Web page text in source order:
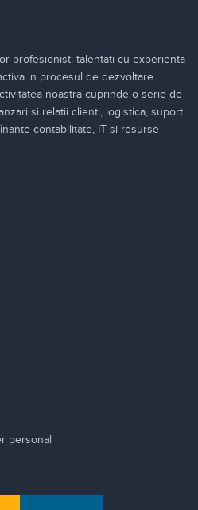
profesionisti talentati cu experienta
in procesul de dezvoltare
noastra cuprinde o serie de
si relatii clienti, logistica, suport
contabilitate, IT si resurse
personal